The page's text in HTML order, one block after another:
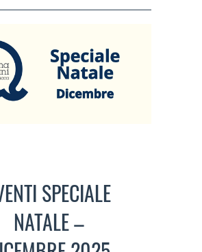
SPECIALE
NATALE –